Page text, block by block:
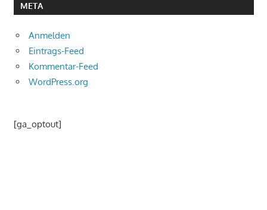
META
Anmelden
Eintrags-Feed
Kommentar-Feed
WordPress.org
[ga_optout]